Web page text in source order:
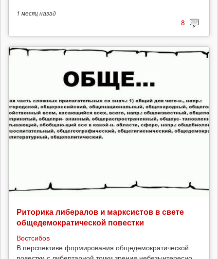
1 месяцназад
8
Риторика либералов и марксистов в свете
общедемократической повестки
Востсибов
В перспективе формирования общедемократической